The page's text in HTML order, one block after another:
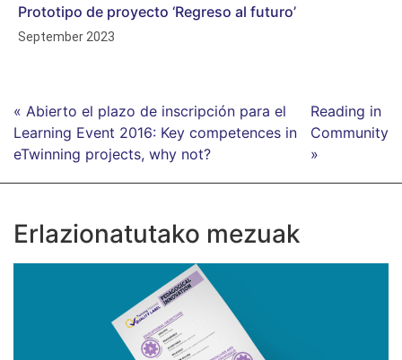
Prototipo de proyecto ‘Regreso al futuro’
September 2023
« Abierto el plazo de inscripción para el
Learning Event 2016: Key competences in
eTwinning projects, why not?
Reading in
Community
»
Erlazionatutako mezuak